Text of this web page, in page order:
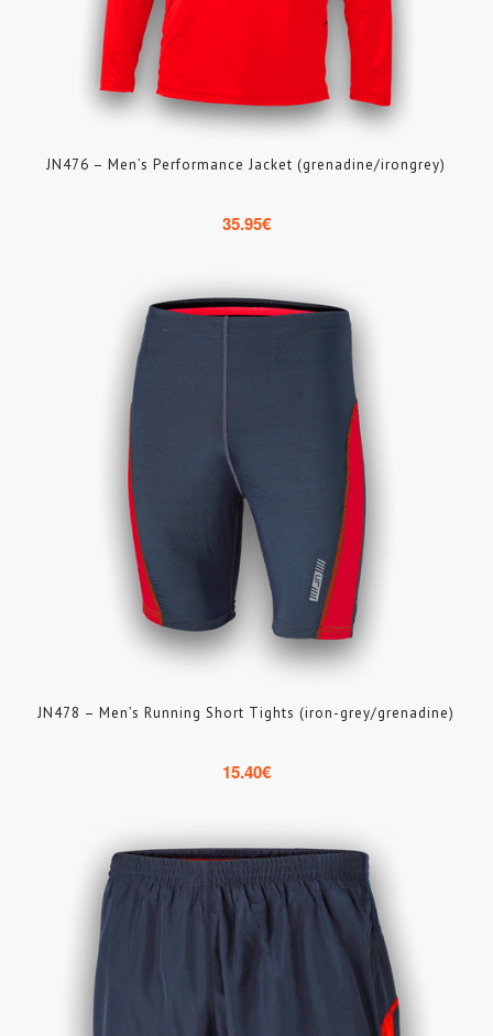
JN476 – Men’s Performance Jacket (grenadine/irongrey)
35.95€
JN478 – Men’s Running Short Tights (iron-grey/grenadine)
15.40€